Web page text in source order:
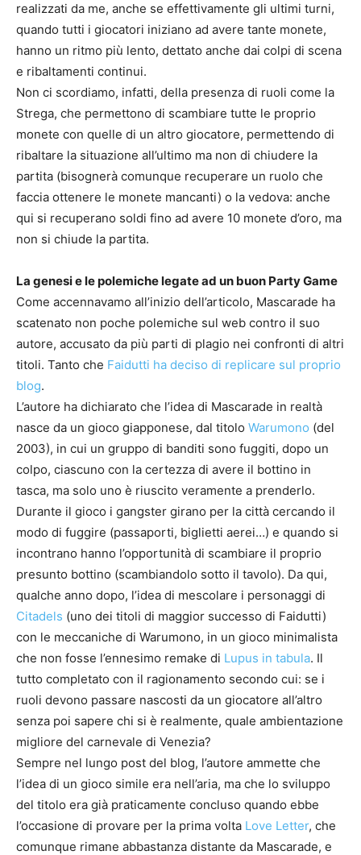
realizzati da me, anche se effettivamente gli ultimi turni,
quando tutti i giocatori iniziano ad avere tante monete,
hanno un ritmo più lento, dettato anche dai colpi di scena
e ribaltamenti continui.
Non ci scordiamo, infatti, della presenza di ruoli come la
Strega, che permettono di scambiare tutte le proprio
monete con quelle di un altro giocatore, permettendo di
ribaltare la situazione all’ultimo ma non di chiudere la
partita (bisognerà comunque recuperare un ruolo che
faccia ottenere le monete mancanti) o la vedova: anche
qui si recuperano soldi fino ad avere 10 monete d’oro, ma
non si chiude la partita.
La genesi e le polemiche legate ad un buon Party Game
Come accennavamo all’inizio dell’articolo, Mascarade ha
scatenato non poche polemiche sul web contro il suo
autore, accusato da più parti di plagio nei confronti di altri
titoli. Tanto che Faidutti ha deciso di replicare sul proprio
blog.
L’autore ha dichiarato che l’idea di Mascarade in realtà
nasce da un gioco giapponese, dal titolo Warumono (del
2003), in cui un gruppo di banditi sono fuggiti, dopo un
colpo, ciascuno con la certezza di avere il bottino in
tasca, ma solo uno è riuscito veramente a prenderlo.
Durante il gioco i gangster girano per la città cercando il
modo di fuggire (passaporti, biglietti aerei…) e quando si
incontrano hanno l’opportunità di scambiare il proprio
presunto bottino (scambiandolo sotto il tavolo). Da qui,
qualche anno dopo, l’idea di mescolare i personaggi di
Citadels (uno dei titoli di maggior successo di Faidutti)
con le meccaniche di Warumono, in un gioco minimalista
che non fosse l’ennesimo remake di Lupus in tabula. Il
tutto completato con il ragionamento secondo cui: se i
ruoli devono passare nascosti da un giocatore all’altro
senza poi sapere chi si è realmente, quale ambientazione
migliore del carnevale di Venezia?
Sempre nel lungo post del blog, l’autore ammette che
l’idea di un gioco simile era nell’aria, ma che lo sviluppo
del titolo era già praticamente concluso quando ebbe
l’occasione di provare per la prima volta Love Letter, che
comunque rimane abbastanza distante da Mascarade, e